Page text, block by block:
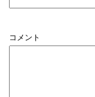
コメント